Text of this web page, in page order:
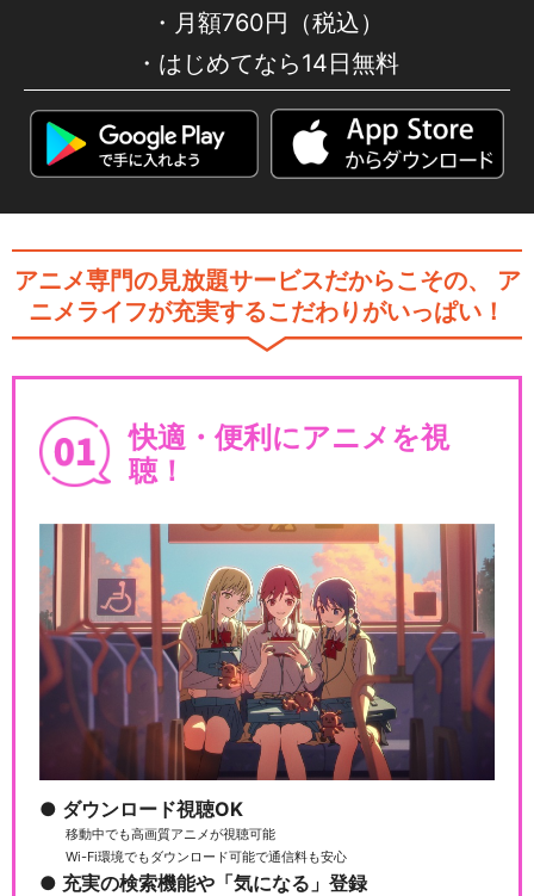
月額760円（税込）
はじめてなら14日無料
アニメ専門の見放題サービスだからこその、
ア
ニメライフが充実するこだわりがいっぱい！
快適・便利にアニメを視
聴！
ダウンロード視聴OK
移動中でも高画質アニメが視聴可能
Wi-Fi環境でもダウンロード可能で通信料も安心
充実の検索機能や「気になる」登録